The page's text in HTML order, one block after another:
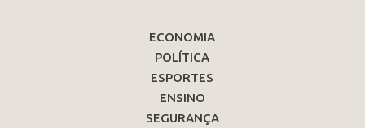
ECONOMIA
POLÍTICA
ESPORTES
ENSINO
SEGURANÇA